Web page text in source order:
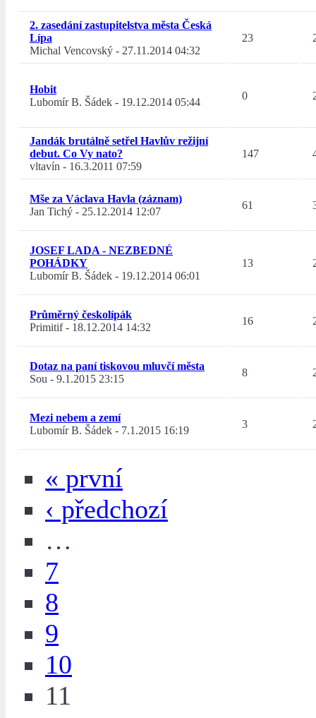
2. zasedání zastupitelstva města Česká
Lípa
Michal Vencovský - 27.11.2014 04:32
23
Hobit
Lubomír B. Šádek - 19.12.2014 05:44
0
Jandák brutálně setřel Havlův režijní
debut. Co Vy nato?
vltavín - 16.3.2011 07:59
147
Mše za Václava Havla (záznam)
Jan Tichý - 25.12.2014 12:07
61
JOSEF LADA - NEZBEDNÉ
POHÁDKY
Lubomír B. Šádek - 19.12.2014 06:01
13
Průměrný českolípák
Primitif- 18.12.2014 14:32
16
Dotaz na paní tiskovou mluvčí města
Sou - 9.1.2015 23:15
8
Mezi nebem a zemí
Lubomír B. Šádek - 7.1.2015 16:19
3
« první
‹ předchozí
…
7
8
9
10
11